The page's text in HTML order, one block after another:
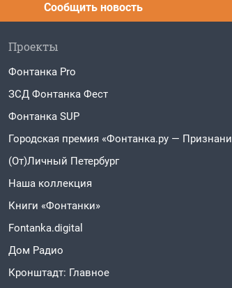
Сообщить новость
Проекты
Фонтанка Pro
ЗСД Фонтанка Фест
Фонтанка SUP
Городская премия «Фонтанка.ру —
(От)Личный Петербург
Наша коллекция
Книги «Фонтанки»
Fontanka.digital
Дом Радио
Кронштадт: Главное